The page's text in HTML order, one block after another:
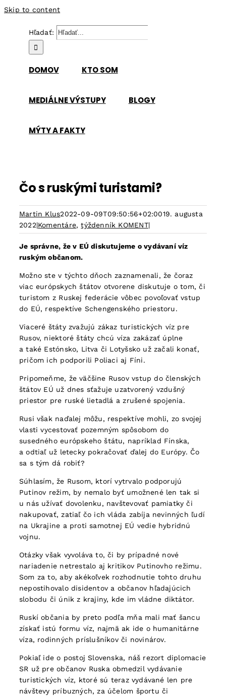
Skip to content
Hľadať:
DOMOV KTO SOM
MEDIÁLNE VÝSTUPY BLOGY
MÝTY A FAKTY
Čo s ruskými turistami?
Martin Klus2022-09-09T09:50:56+02:0019. augusta
2022|Komentáre,týždenník KOMENT|
Je správne, že v EÚ diskutujeme o vydávaní víz
ruským občanom.
Možno ste v týchto dňoch zaznamenali, že čoraz
viac európskych štátov otvorene diskutuje o tom, či
turistom z Ruskej federácie vôbec povoľovať vstup
do EÚ, respektíve Schengenského priestoru.
Viaceré štáty zvažujú zákaz turistických víz pre
Rusov, niektoré štáty chcú víza zakázať úplne
a také Estónsko, Litva či Lotyšsko už začali konať,
pričom ich podporili Poliaci aj Fíni.
Pripomeňme, že väčšine Rusov vstup do členských
štátov EÚ už dnes sťažuje uzatvorený vzdušný
priestor pre ruské lietadlá a zrušené spojenia.
Rusi však naďalej môžu, respektíve mohli, zo svojej
vlasti vycestovať pozemným spôsobom do
susedného európskeho štátu, napríklad Fínska,
a odtiaľ už letecky pokračovať ďalej do Európy. Čo
sa s tým dá robiť?
Súhlasím, že Rusom, ktorí vytrvalo podporujú
Putinov režim, by nemalo byť umožnené len tak si
u nás užívať dovolenku, navštevovať pamiatky či
nakupovať, zatiaľ čo ich vláda zabíja nevinných ľudí
na Ukrajine a proti samotnej EÚ vedie hybridnú
vojnu.
Otázky však vyvoláva to, či by prípadné nové
nariadenie netrestalo aj kritikov Putinovho režimu.
Som za to, aby akékoľvek rozhodnutie tohto druhu
nepostihovalo disidentov a občanov hľadajúcich
slobodu či únik z krajiny, kde im vládne diktátor.
Ruskí občania by preto podľa mňa mali mať šancu
získať istú formu víz, najmä ak ide o humanitárne
víza, rodinných príslušníkov či novinárov.
Pokiaľ ide o postoj Slovenska, náš rezort diplomacie
SR už pre občanov Ruska obmedzil vydávanie
turistických víz, ktoré sú teraz vydávané len pre
návštevy príbuzných, za účelom športu či